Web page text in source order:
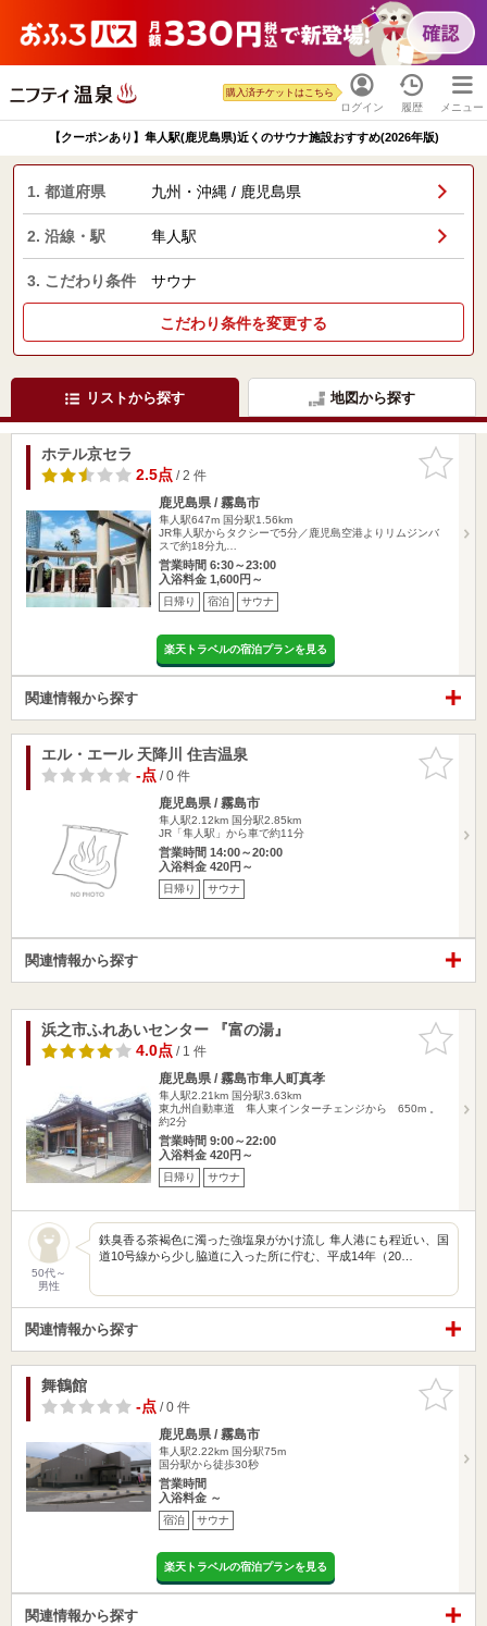
ログイン
購入済チケットはこちら
履歴 メニュー
【クーポンあり】隼人駅(鹿児島県)近くのサウナ施設おすすめ(2026年版)
1. 都道府県 九州・沖縄 / 鹿児島県
2. 沿線・駅 隼人駅
3. こだわり条件 サウナ
こだわり条件を変更する
リストから探す 地図から探す
お気に入
りに追加
ホテル京セラ
2.5点/ 2 件
鹿児島県 / 霧島市
隼人駅647m 国分駅1.56km
JR隼人駅からタクシーで5分／鹿児島空港よりリムジンバ
スで約18分九…
営業時間 6:30～23:00
入浴料金 1,600円～
日帰り 宿泊 サウナ
楽天トラベルの宿泊プランを見る
関連情報から探す
お気に入
りに追加
エル・エール 天降川 住吉温泉
-点/ 0 件
鹿児島県 / 霧島市
隼人駅2.12km 国分駅2.85km
JR「隼人駅」から車で約11分
営業時間 14:00～20:00
入浴料金 420円～
日帰り サウナ
関連情報から探す
お気に入
りに追加
浜之市ふれあいセンター 『富の湯』
4.0点/ 1 件
鹿児島県 / 霧島市隼人町真孝
隼人駅2.21km 国分駅3.63km
東九州自動車道 隼人東インターチェンジから 650m 。
約2分
営業時間 9:00～22:00
入浴料金 420円～
日帰り サウナ
50代～
男性
鉄臭香る茶褐色に濁った強塩泉がかけ流し 隼人港にも程近い、国
道10号線から少し脇道に入った所に佇む、平成14年（20…
関連情報から探す
お気に入
りに追加
舞鶴館
-点/ 0 件
鹿児島県 / 霧島市
隼人駅2.22km 国分駅75m
国分駅から徒歩30秒
営業時間
入浴料金 ～
宿泊 サウナ
楽天トラベルの宿泊プランを見る
関連情報から探す